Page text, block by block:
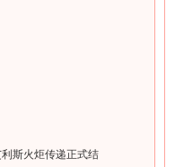
斯火炬传递正式结